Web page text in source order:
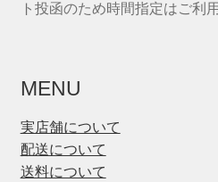
ト投函のため時間指定はご利
MENU
実店舗について
配送について
送料について